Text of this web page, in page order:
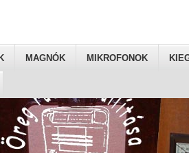
MAGNÓK MIKROFONOK